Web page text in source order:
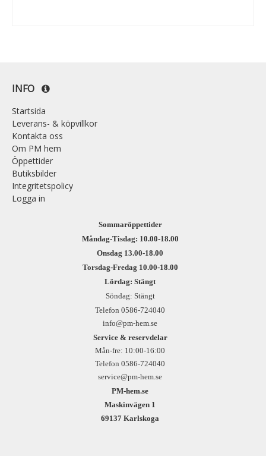
INFO
Startsida
Leverans- & köpvillkor
Kontakta oss
Om PM hem
Öppettider
Butiksbilder
Integritetspolicy
Logga in
Sommaröppettider
Måndag-Tisdag: 10.00-18.00
Onsdag 13.00-18.00
Torsdag-Fredag 10.00-18.00
Lördag: Stängt
Söndag: Stängt
Telefon 0586-724040
info@pm-hem.se
Service & reservdelar
Mån-fre: 10:00-16:00
Telefon 0586-724040
service@pm-hem.se
PM-hem.se
Maskinvägen 1
69137 Karlskoga